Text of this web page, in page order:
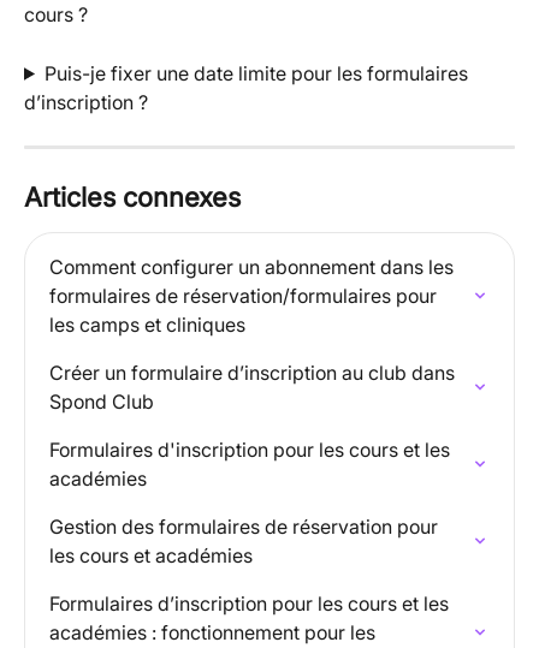
cours ?
Puis-je fixer une date limite pour les formulaires
d’inscription ?
Articles connexes
Comment configurer un abonnement dans les
formulaires de réservation/formulaires pour
les camps et cliniques
Créer un formulaire d’inscription au club dans
Spond Club
Formulaires d'inscription pour les cours et les
académies
Gestion des formulaires de réservation pour
les cours et académies
Formulaires d’inscription pour les cours et les
académies : fonctionnement pour les